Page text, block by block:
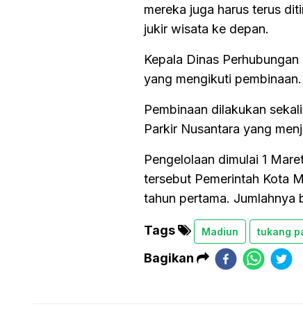
mereka juga harus terus
jukir wisata ke depan.
Kepala Dinas
yang mengikuti pembinaan.
Pembinaan dilakukan
Parkir Nusantara yang
Pengelolaan dimulai 1
tersebut Pemerintah Kota
tahun pertama. Jumlahnya
Tags Madiun tukang
Bagikan